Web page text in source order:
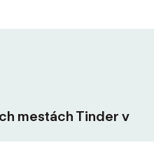
mestách Tinder v